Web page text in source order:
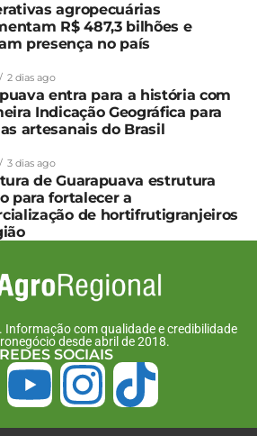
agropecuárias
R$ 487,3 bilhões e
presença no país
2 dias ago
entra para a história com
Indicação Geográfica para
artesanais do Brasil
3 dias ago
de Guarapuava estrutura
para fortalecer a
de hortifrutigranjeiros
Informação com qualidade e credibilidade
desde abril de 2018.
REDES SOCIAIS